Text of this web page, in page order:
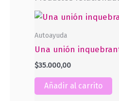
Autoayuda
Una unión
$35.000,00
Añadir al carrito